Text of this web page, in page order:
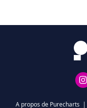
A propos de Purecharts |